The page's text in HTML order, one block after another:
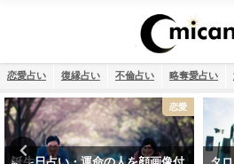
恋愛占い 復縁占い 不倫占い 略奪愛占い
恋愛